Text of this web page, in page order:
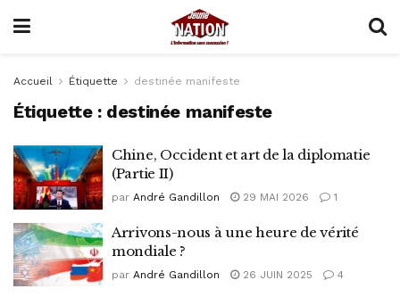
Accueil Étiquette destinée manifeste
Étiquette : destinée manifeste
Chine, Occident et art de la diplomatie
(Partie II)
par André Gandillon 29 MAI 2026 1
Arrivons-nous à une heure de vérité
mondiale ?
par André Gandillon 26 JUIN 2025 4